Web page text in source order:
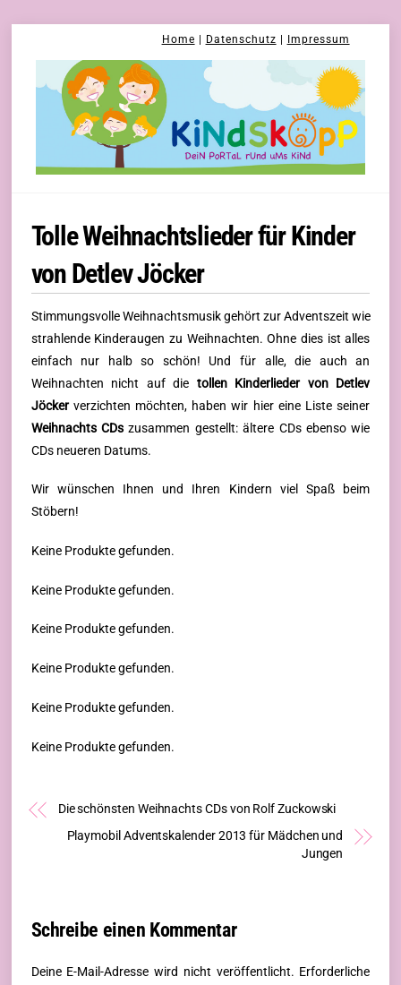
Home Datenschutz Impressum
Tolle Weihnachtslieder für Kinder
von Detlev Jöcker
Stimmungsvolle Weihnachtsmusik gehört zur Adventszeit wie
strahlende Kinderaugen zu Weihnachten. Ohne dies ist alles
einfach nur halb so schön! Und für alle, die auch an
Weihnachten nicht auf die tollen Kinderlieder von Detlev
Jöckerverzichten möchten, haben wir hier eine Liste seiner
Weihnachts CDszusammen gestellt:ältere CDs ebenso wie
CDs neueren Datums.
Wir wünschen Ihnen und Ihren Kindern viel Spaß beim
Stöbern!
Keine Produkte gefunden.
Keine Produkte gefunden.
Keine Produkte gefunden.
Keine Produkte gefunden.
Keine Produkte gefunden.
Keine Produkte gefunden.
Die schönsten Weihnachts CDs von Rolf Zuckowski
Playmobil Adventskalender 2013 für Mädchen und
Jungen
Schreibe einen Kommentar
Deine E-Mail-Adresse wird nicht veröffentlicht. Erforderliche